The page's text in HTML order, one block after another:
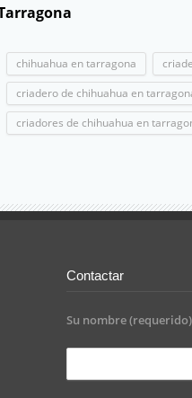
chihuahua en tarragona
criadero de chihuahua en
criadores de chihuahua en
Contactar
Su nombre (requerido)